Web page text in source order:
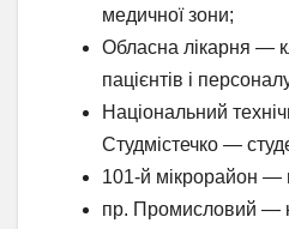
медичної зони;
Обласна лікарня —
пацієнтів і
Національний
Студмістечко —
101-й мікрорайон —
пр. Промисловий —